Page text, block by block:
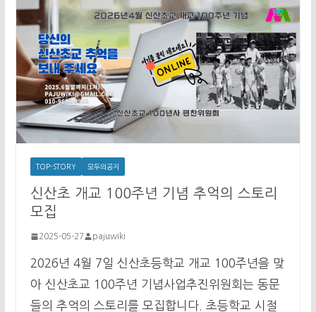
TOP-STORY 모두의공지
신산초 개교 100주년 기념 추억의 스토리
모집
2025-05-27 pajuwiki
2026년 4월 7일 신산초등학교 개교 100주년을 맞
아 신산초교 100주년 기념사업추진위원회는 동문
들의 추억의 스토리를 모집합니다. 초등학교 시절